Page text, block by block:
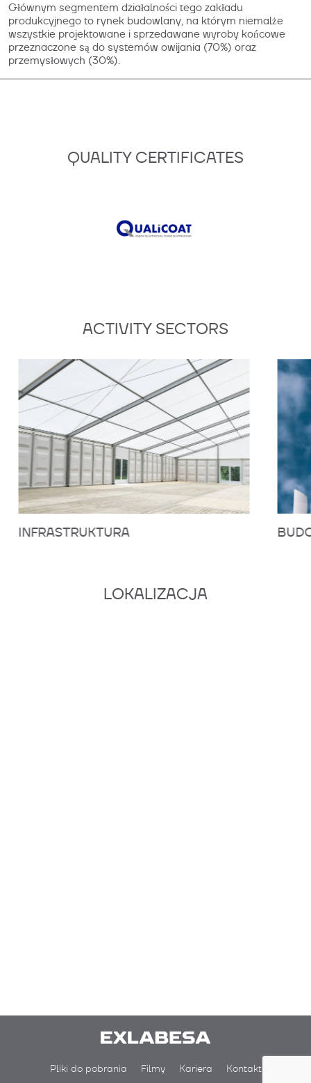
Głównym segmentem działalności tego zakładu
produkcyjnego to rynek budowlany, na którym niemalże
wszystkie projektowane i sprzedawane wyroby końcowe
przeznaczone są do systemów owijania (70%) oraz
przemysłowych (30%).
QUALITY CERTIFICATES
ACTIVITY SECTORS
INFRASTRUKTURA
LOKALIZACJA
Pliki do pobrania Filmy Kariera Kontakt